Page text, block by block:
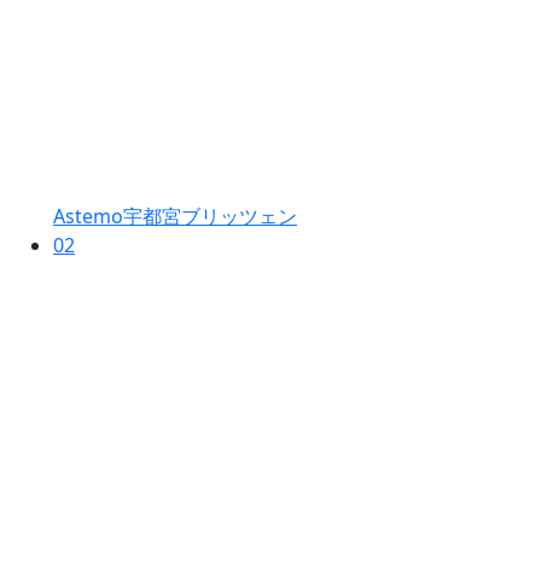
Astemo宇都宮ブリッツェン
02